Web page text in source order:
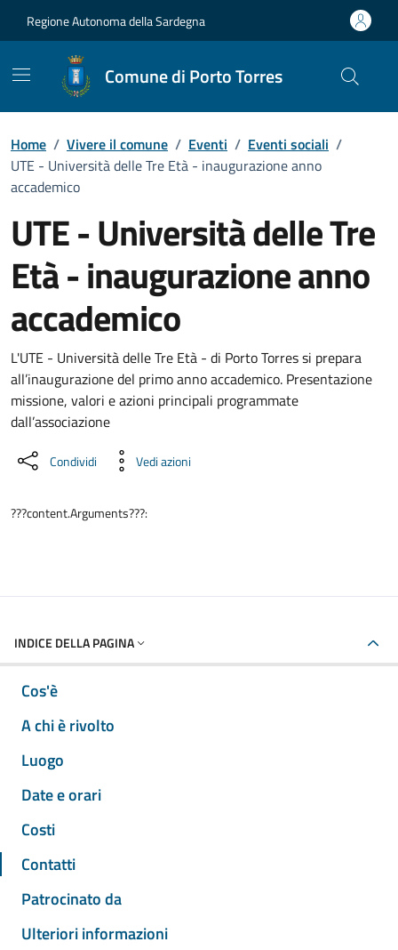
Regione Autonoma della Sardegna
Comune di Porto Torres
Home / Vivere il comune / Eventi / Eventi sociali /
UTE - Università delle Tre Età - inaugurazione anno
accademico
UTE - Università delle Tre
Età - inaugurazione anno
accademico
Dettaglio dell'evento
L'UTE - Università delle Tre Età - di Porto Torres si prepara
all’inaugurazione del primo anno accademico. Presentazione
missione, valori e azioni principali programmate
dall’associazione
Condividi Vedi azioni
???content.Arguments???:
INDICE DELLA PAGINA
Cos'è
A chi è rivolto
Luogo
Date e orari
Costi
Contatti
Patrocinato da
Ulteriori informazioni